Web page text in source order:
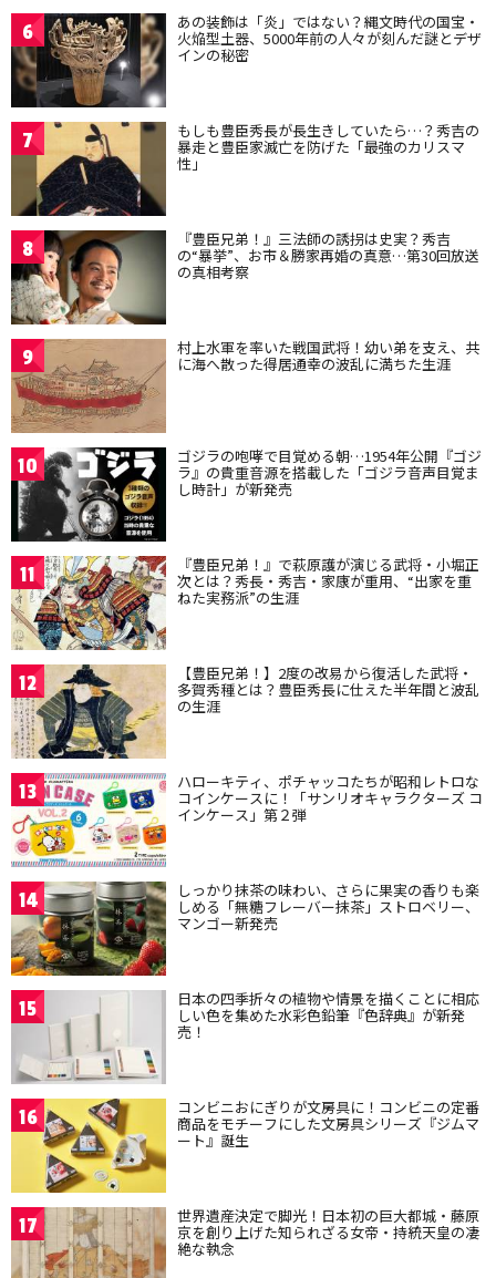
6 あの装飾は「炎」ではない？縄文時代の国宝・
火焔型土器、5000年前の人々が刻んだ謎とデザ
インの秘密
7 もしも豊臣秀長が長生きしていたら…？秀吉の
暴走と豊臣家滅亡を防げた「最強のカリスマ
性」
8 『豊臣兄弟！』三法師の誘拐は史実？秀吉
の“暴挙”、お市＆勝家再婚の真意…第30回放送
の真相考察
9 村上水軍を率いた戦国武将！幼い弟を支え、共
に海へ散った得居通幸の波乱に満ちた生涯
10 ゴジラの咆哮で目覚める朝…1954年公開『ゴジ
ラ』の貴重音源を搭載した「ゴジラ音声目覚ま
し時計」が新発売
11 『豊臣兄弟！』で萩原護が演じる武将・小堀正
次とは？秀長・秀吉・家康が重用、“出家を重
ねた実務派”の生涯
12 【豊臣兄弟！】2度の改易から復活した武将・
多賀秀種とは？豊臣秀長に仕えた半年間と波乱
の生涯
13 ハローキティ、ポチャッコたちが昭和レトロな
コインケースに！「サンリオキャラクターズ コ
インケース」第２弾
14 しっかり抹茶の味わい、さらに果実の香りも楽
しめる「無糖フレーバー抹茶」ストロベリー、
マンゴー新発売
15 日本の四季折々の植物や情景を描くことに相応
しい色を集めた水彩色鉛筆『色辞典』が新発
売！
16 コンビニおにぎりが文房具に！コンビニの定番
商品をモチーフにした文房具シリーズ『ジムマ
ート』誕生
17 世界遺産決定で脚光！日本初の巨大都城・藤原
京を創り上げた知られざる女帝・持統天皇の凄
絶な執念